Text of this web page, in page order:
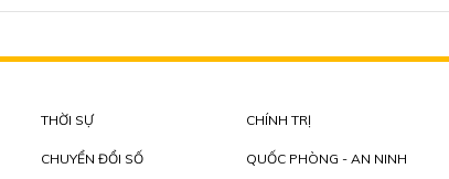
THỜI SỰ CHÍNH TRỊ
CHUYỂN ĐỔI SỐ QUỐC PHÒNG - AN NINH